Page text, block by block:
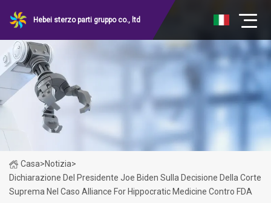
Hebei sterzo parti gruppo co., ltd
Casa>Notizia>
Dichiarazione Del Presidente Joe Biden Sulla Decisione Della Corte
Suprema Nel Caso Alliance For Hippocratic Medicine Contro FDA